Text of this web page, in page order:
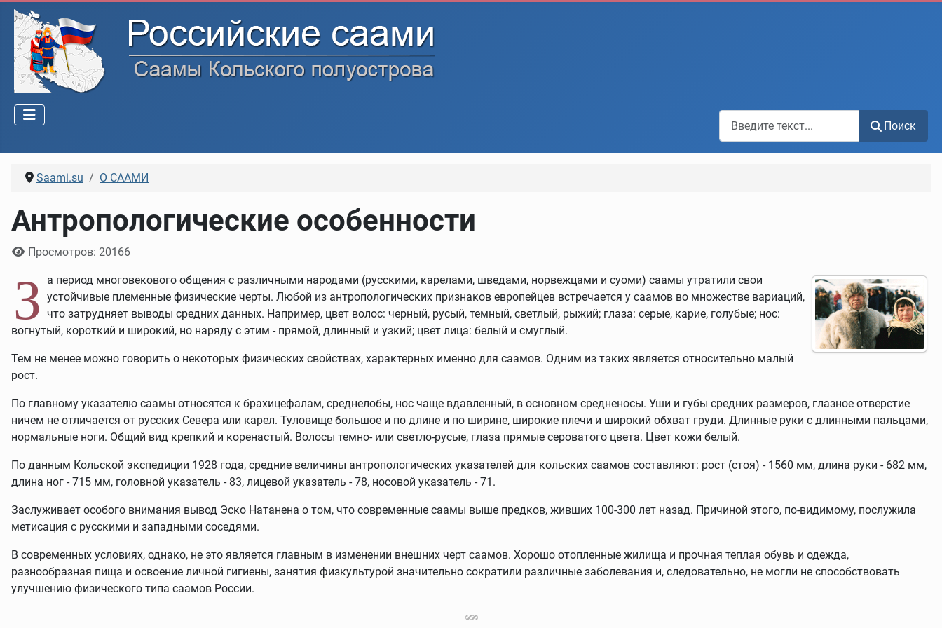
Поиск по сайту
Поиск
Saami.su О СААМИ
Антропологические особенности
Информация о материале
Просмотров: 20166
З
а период многовекового общения с различными народами (русскими, карелами, шведами, норвежцами и суоми) саамы утратили свои
устойчивые племенные физические черты. Любой из антропологических признаков европейцев встречается у саамов во множестве вариаций,
что затрудняет выводы средних данных. Например, цвет волос: черный, русый, темный, светлый, рыжий; глаза: серые, карие, голубые; нос:
вогнутый, короткий и широкий, но наряду с этим - прямой, длинный и узкий; цвет лица: белый и смуглый.
Тем не менее можно говорить о некоторых физических свойствах, характерных именно для саамов. Одним из таких является относительно малый
рост.
По главному указателю саамы относятся к брахицефалам, среднелобы, нос чаще вдавленный, в основном средненосы. Уши и губы средних размеров, глазное отверстие
ничем не отличается от русских Севера или карел. Туловище большое и по длине и по ширине, широкие плечи и широкий обхват груди. Длинные руки с длинными пальцами,
нормальные ноги. Общий вид крепкий и коренастый. Волосы темно- или светло-русые, глаза прямые сероватого цвета. Цвет кожи белый.
По данным Кольской экспедиции 1928 года, средние величины антропологических указателей для кольских саамов составляют: рост (стоя) - 1560 мм, длина руки - 682 мм,
длина ног - 715 мм, головной указатель - 83, лицевой указатель - 78, носовой указатель - 71.
Заслуживает особого внимания вывод Эско Натанена о том, что современные саамы выше предков, живших 100-300 лет назад. Причиной этого, по-видимому, послужила
метисация с русскими и западными соседями.
В современных условиях, однако, не это является главным в изменении внешних черт саамов. Хорошо отопленные жилища и прочная теплая обувь и одежда,
разнообразная пища и освоение личной гигиены, занятия физкультурой значительно сократили различные заболевания и, следовательно, не могли не способствовать
улучшению физического типа саамов России.